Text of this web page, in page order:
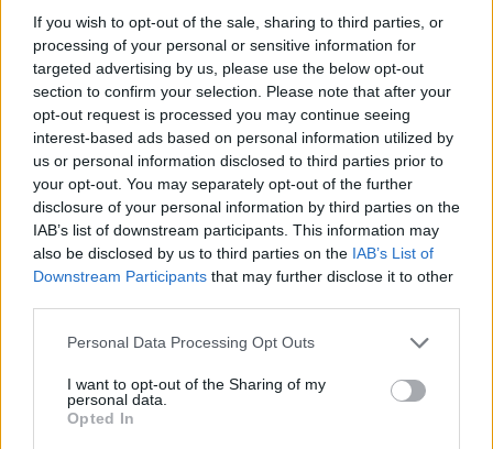
If you wish to opt-out of the sale, sharing to third parties, or
processing of your personal or sensitive information for
targeted advertising by us, please use the below opt-out
section to confirm your selection. Please note that after your
opt-out request is processed you may continue seeing
interest-based ads based on personal information utilized by
us or personal information disclosed to third parties prior to
your opt-out. You may separately opt-out of the further
disclosure of your personal information by third parties on the
IAB’s list of downstream participants. This information may
also be disclosed by us to third parties on the IAB’s List of
Downstream Participants that may further disclose it to other
Personal Data Processing Opt Outs
I want to opt-out of the Sharing of my
personal data.
Opted In
ΑΕΚ - ΠΑΟΚ: Ο μεγάλος τελικός του Κυπέλλου
Ελλάδας έρχεται στην COSMOTE TV
Πλούσια κάλυψη της σπουδαίας αναμέτρησης με
αναλυτικό ρεπορτάζ από τον αγωνιστικό χώρο και
την εκπομπή «Ώρα Τελικού»